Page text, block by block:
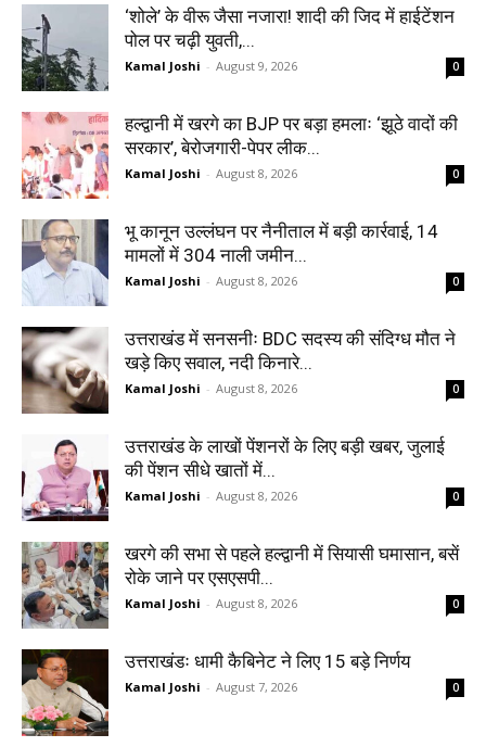
‘शोले’ के वीरू जैसा नजारा! शादी की जिद में हाईटेंशन
पोल पर चढ़ी युवती,...
Kamal Joshi - August 9, 2026 0
हल्द्वानी में खरगे का BJP पर बड़ा हमलाः ‘झूठे वादों की
सरकार’, बेरोजगारी-पेपर लीक...
Kamal Joshi - August 8, 2026 0
भू कानून उल्लंघन पर नैनीताल में बड़ी कार्रवाई, 14
मामलों में 304 नाली जमीन...
Kamal Joshi - August 8, 2026 0
उत्तराखंड में सनसनीः BDC सदस्य की संदिग्ध मौत ने
खड़े किए सवाल, नदी किनारे...
Kamal Joshi - August 8, 2026 0
उत्तराखंड के लाखों पेंशनरों के लिए बड़ी खबर, जुलाई
की पेंशन सीधे खातों में...
Kamal Joshi - August 8, 2026 0
खरगे की सभा से पहले हल्द्वानी में सियासी घमासान, बसें
रोके जाने पर एसएसपी...
Kamal Joshi - August 8, 2026 0
उत्तराखंडः धामी कैबिनेट ने लिए 15 बड़े निर्णय
Kamal Joshi - August 7, 2026 0